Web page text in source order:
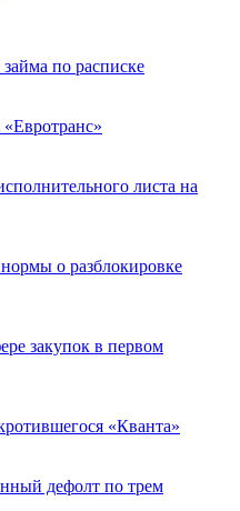
по расписке
листа на
о разблокировке
закупок в первом
«Кванта»
дефолт по трем